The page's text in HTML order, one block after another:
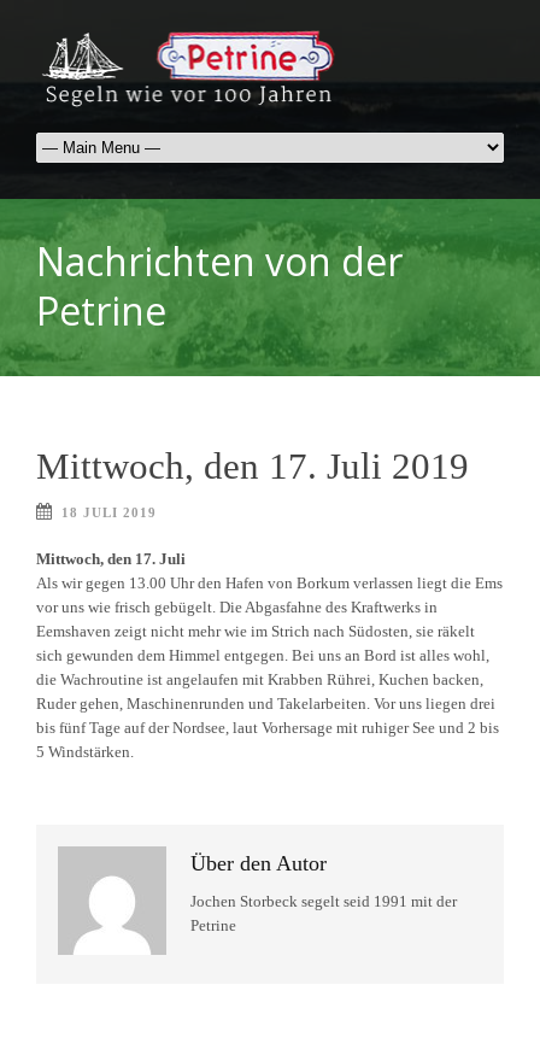
Nachrichten von der
Petrine
Mittwoch, den 17. Juli 2019
18 JULI 2019
Mittwoch, den 17. Juli
Als wir gegen 13.00 Uhr den Hafen von Borkum verlassen liegt die Ems
vor uns wie frisch gebügelt. Die Abgasfahne des Kraftwerks in
Eemshaven zeigt nicht mehr wie im Strich nach Südosten, sie räkelt
sich gewunden dem Himmel entgegen. Bei uns an Bord ist alles wohl,
die Wachroutine ist angelaufen mit Krabben Rührei, Kuchen backen,
Ruder gehen, Maschinenrunden und Takelarbeiten. Vor uns liegen drei
bis fünf Tage auf der Nordsee, laut Vorhersage mit ruhiger See und 2 bis
5 Windstärken.
Über den Autor
Jochen Storbeck segelt seid 1991 mit der
Petrine